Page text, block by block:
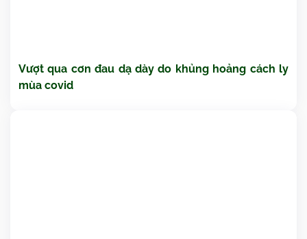
Vượt qua cơn đau dạ dày do khủng hoảng cách ly
mùa covid